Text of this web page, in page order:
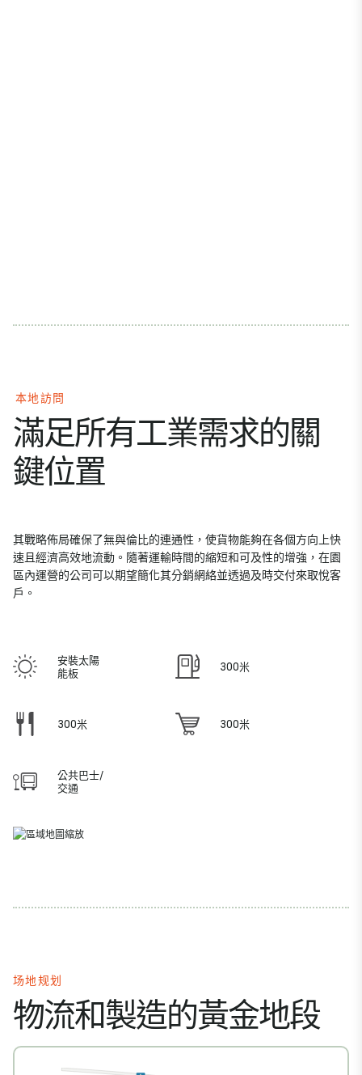
本地訪問
滿足所有工業需求的關
鍵位置
其戰略佈局確保了無與倫比的連通性，使貨物能夠在各個方向上快
速且經濟高效地流動。隨著運輸時間的縮短和可及性的增強，在園
區內運營的公司可以期望簡化其分銷網絡並透過及時交付來取悅客
戶。
安裝太陽
能板
300米
300米 300米
公共巴士/
交通
场地规划
物流和製造的黃金地段